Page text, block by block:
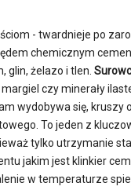
- twardnieje po
chemicznym
glin, żelazo i tlen.
czy minerały
wydobywa się, kruszy
To jeden z
tylko utrzymanie
jakim jest klinkier
w temperaturze